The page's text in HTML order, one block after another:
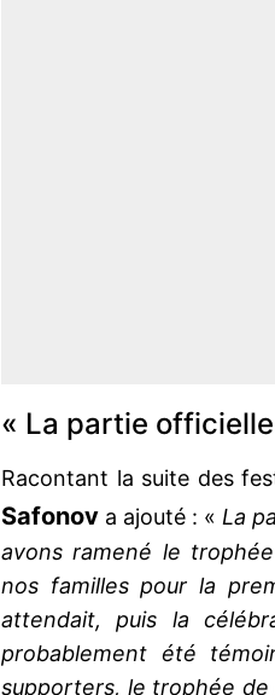
« La partie
Racontant la suite des
Safonov a ajouté : « La
avons ramené le
nos familles pour la
attendait, puis la
probablement été
supporters, le trophée de